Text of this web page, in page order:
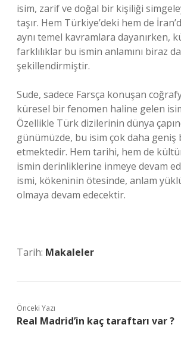
isim, zarif ve doğal bir kişiliği
taşır. Hem Türkiye’deki hem de
aynı temel kavramlara dayanırken,
farklılıklar bu ismin anlamını biraz
şekillendirmiştir.
Sude, sadece Farsça konuşan
küresel bir fenomen haline gelen
Özellikle Türk dizilerinin dünya
günümüzde, bu isim çok daha
etmektedir. Hem tarihi, hem de
ismin derinliklerine inmeye devam
ismi, kökeninin ötesinde, anlam
olmaya devam edecektir.
Tarih: Makaleler
Önceki Yazı
Real Madrid’in kaç taraftarı var ?